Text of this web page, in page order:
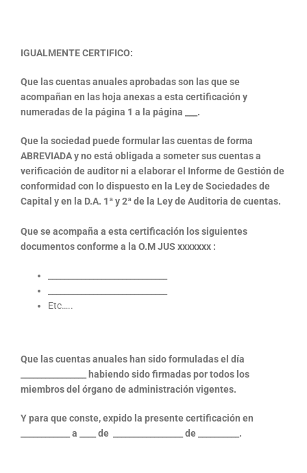
IGUALMENTE CERTIFICO:
Que las cuentas anuales aprobadas son las que se
acompañan en las hoja anexas a esta certificación y
numeradas de la página 1 a la página ___.
Que la sociedad puede formular las cuentas de forma
ABREVIADA y no está obligada a someter sus cuentas a
verificación de auditor ni a elaborar el Informe de Gestión de
conformidad con lo dispuesto en la Ley de Sociedades de
Capital y en la D.A. 1ª y 2ª de la Ley de Auditoria de cuentas.
Que se acompaña a esta certificación los siguientes
documentos conforme a la O.M JUS xxxxxxx :
Etc…..
Que las cuentas anuales han sido formuladas el día
________________ habiendo sido firmadas por todos los
miembros del órgano de administración vigentes.
Y para que conste, expido la presente certificación en
____________ a ____ de _________________ de __________.